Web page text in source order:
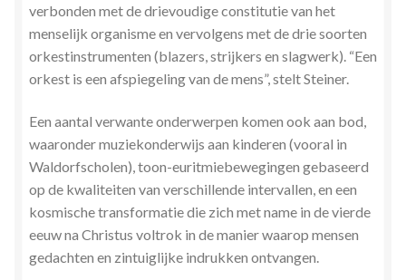
verbonden met de drievoudige constitutie van het
menselijk organisme en vervolgens met de drie soorten
orkestinstrumenten (blazers, strijkers en slagwerk). “Een
orkest is een afspiegeling van de mens”, stelt Steiner.
Een aantal verwante onderwerpen komen ook aan bod,
waaronder muziekonderwijs aan kinderen (vooral in
Waldorfscholen), toon-euritmiebewegingen gebaseerd
op de kwaliteiten van verschillende intervallen, en een
kosmische transformatie die zich met name in de vierde
eeuw na Christus voltrok in de manier waarop mensen
gedachten en zintuiglijke indrukken ontvangen.